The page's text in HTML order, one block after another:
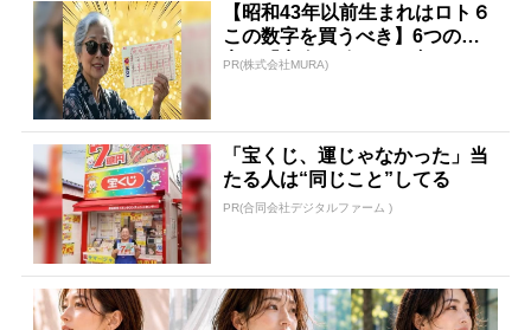
【昭和43年以前生まれはロト６
この数字を買うべき】6つの数
字が「完全一致」する方...
PR(株式会社MURA)
「宝くじ、運じゃなかった」当
たる人は“同じこと”してる
PR(合同会社デジタルファーム )